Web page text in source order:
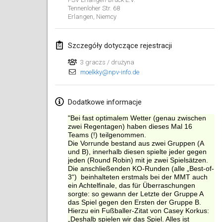
Tennenloher Str. 68
Erlangen Niemcy
Szczegóły dotyczące rejestracji
3 graczs / drużyna
moelkky@npv-info.de
Dodatkowe informacje
"Bei fast optimalem Wetter (genau zwischen
zwei Regentagen) haben dieses Mal 16
Teams (!) teilgenommen.
Die Vorrunde bestand aus zwei Gruppen (A
und B), innerhalb diesen spielte jeder gegen
jeden (Round Robin) mit je zwei Spielsätzen.
Die anschließenden KO-Runden (alle „Best-of-
3“) beinhalteten erstmals bei der MMT auch
ein Achtelfinale, das für Überraschungen
sorgte: so gewann der Letzte der Gruppe A
das Spiel gegen den Ersten der Gruppe B.
Hierzu ein Fußballer-Zitat von Casey Korkus:
„Deshalb spielen wir das Spiel. Alles ist